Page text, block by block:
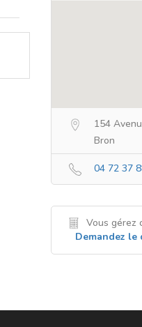
154
Bron
04 72 37
Vous gérez
Demandez